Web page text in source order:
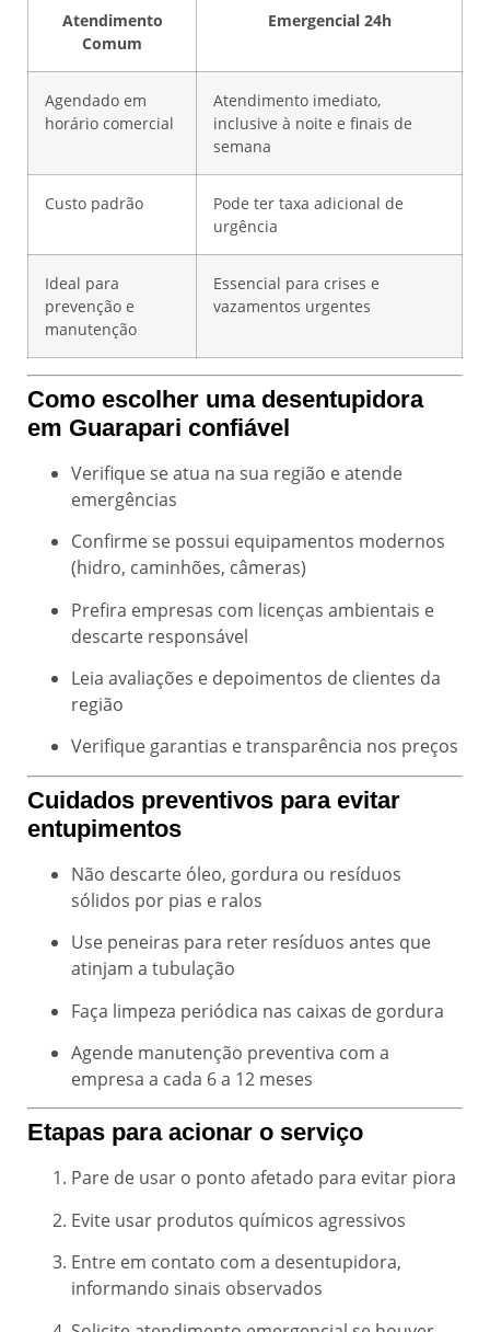
Atendimento
Comum
Emergencial 24h
Agendado em
horário comercial
Atendimento imediato,
inclusive à noite e finais de
semana
Custo padrão
Pode ter taxa adicional de
urgência
Ideal para
prevenção e
manutenção
Essencial para crises e
vazamentos urgentes
Como escolher uma desentupidora
em Guarapari confiável
Verifique se atua na sua região e atende
emergências
Confirme se possui equipamentos modernos
(hidro, caminhões, câmeras)
Prefira empresas com licenças ambientais e
descarte responsável
Leia avaliações e depoimentos de clientes da
região
Verifique garantias e transparência nos preços
Cuidados preventivos para evitar
entupimentos
Não descarte óleo, gordura ou resíduos
sólidos por pias e ralos
Use peneiras para reter resíduos antes que
atinjam a tubulação
Faça limpeza periódica nas caixas de gordura
Agende manutenção preventiva com a
empresa a cada 6 a 12 meses
Etapas para acionar o serviço
Pare de usar o ponto afetado para evitar piora
Evite usar produtos químicos agressivos
Entre em contato com a desentupidora,
informando sinais observados